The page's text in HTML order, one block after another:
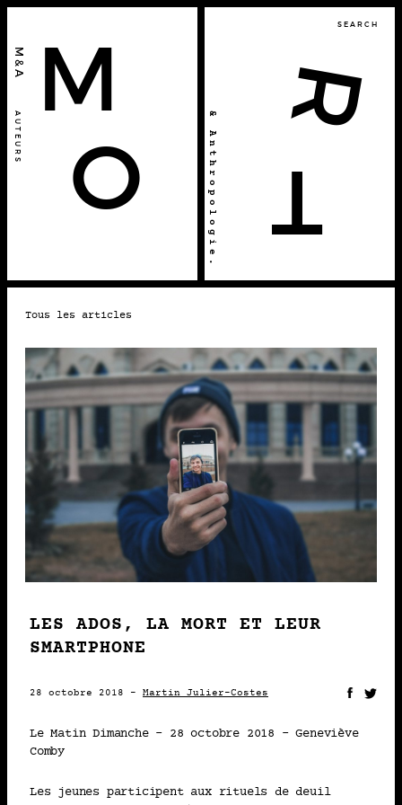
M
O
R
T
& Anthropologie.
M&A
AUTEURS
SEARCH
LES ADOS, LA MORT ET
LEUR SMARTPHONE
2018 • MÉDIAS
22-10
L’EXPÉRIENCE DU DEUIL
D’UN(E) AMI(E) CHEZ LES
NUMÉRIQUE
Martin Julier-Costes
2018 • PUBLICATION
04-10
L’ACCOMPAGNEMENT DES
Tous les articles
LES ADOS, LA MORT ET LEUR
SMARTPHONE
28 octobre 2018 - Martin Julier-Costes
Le Matin Dimanche – 28 octobre 2018 – Geneviève
Comby
Les jeunes participent aux rituels de deuil